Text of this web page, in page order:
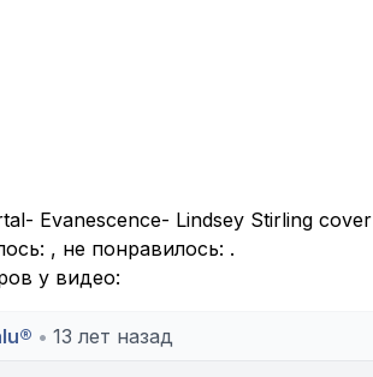
Evanescence- Lindsey Stirling cover
, не понравилось: .
у видео:
• 13 лет назад